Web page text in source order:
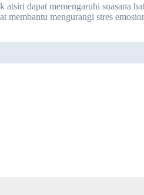
dapat memengaruhi suasana
mengurangi stres